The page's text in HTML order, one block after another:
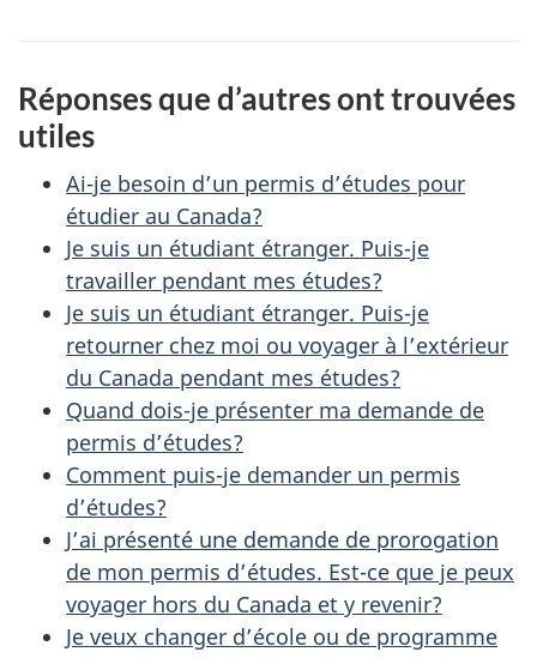
l
s
l
p
a
g
v
o
t
r
e
r
é
t
r
o
a
c
t
i
o
Réponses que d’autres ont trouvées
utiles
Ai-je besoin d’un permis d’études pour
étudier au Canada?
Je suis un étudiant étranger. Puis-je
travailler pendant mes études?
Je suis un étudiant étranger. Puis-je
retourner chez moi ou voyager à l’extérieur
du Canada pendant mes études?
Quand dois-je présenter ma demande de
permis d’études?
Comment puis-je demander un permis
d’études?
J’ai présenté une demande de prorogation
de mon permis d’études. Est-ce que je peux
voyager hors du Canada et y revenir?
Je veux changer d’école ou de programme